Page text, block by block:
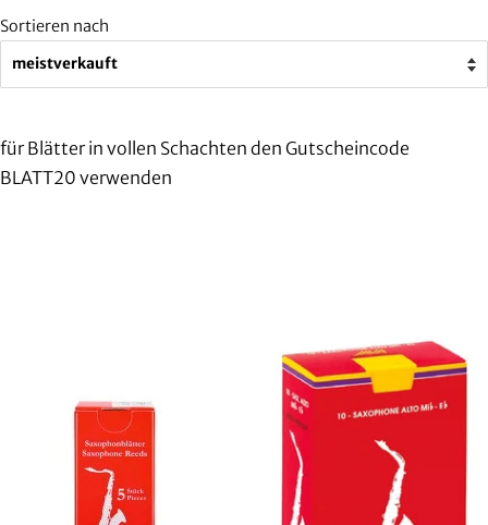
Sortieren nach
für Blätter in vollen Schachten den Gutscheincode
BLATT20 verwenden